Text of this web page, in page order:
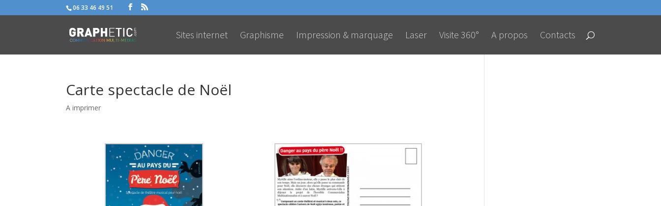
06 33 46 49 51
Sites internet Graphisme Impression & marquage Laser Visite 360° A propos Contacts
Carte spectacle de Noël
A imprimer